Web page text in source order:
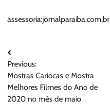
assessoria:jornalparaiba.com.br
Navegação
de
Post
Previous:
Mostras Cariocas e Mostra
Melhores Filmes do Ano de
2020 no mês de maio